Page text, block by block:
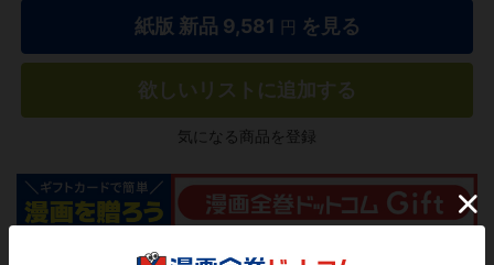
紙版 新品 9,581 円 を見る
欲しいリストに追加する
気になる商品を登録